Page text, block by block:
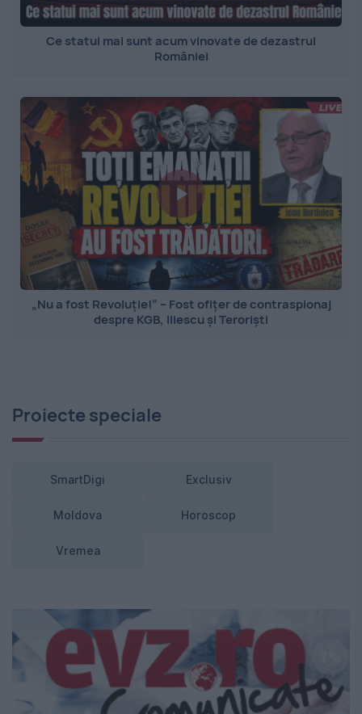
Ce statui mai sunt acum vinovate de dezastrul
României
„Nu a fost Revoluție!” – Fost ofițer de contraspionaj
despre KGB, Iliescu și Teroriști
Proiecte speciale
SmartDigi Exclusiv
Moldova Horoscop
Vremea